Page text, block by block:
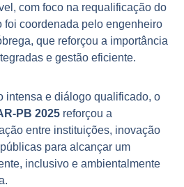
com foco na requalificação do
foi coordenada pelo engenheiro
que reforçou a importância
e gestão eficiente.
intensa e diálogo qualificado, o
PB 2025 reforçou a
entre instituições, inovação
para alcançar um
inclusivo e ambientalmente